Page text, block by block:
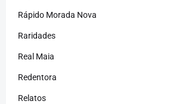
Rápido Morada Nova
Raridades
Real Maia
Redentora
Relatos